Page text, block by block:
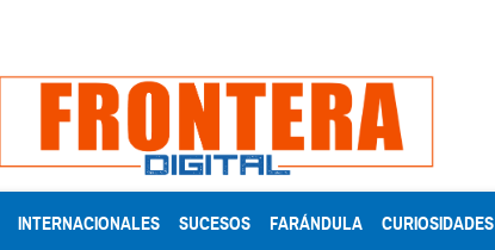
INTERNACIONALES SUCESOS FARÁNDULA CURIOSIDADES